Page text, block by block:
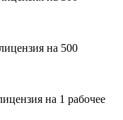
на 500
на 1 рабочее